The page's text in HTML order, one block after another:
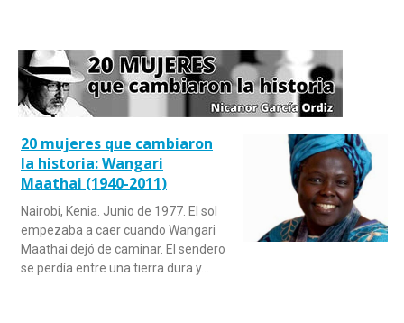
20 mujeres que cambiaron
la historia: Wangari
Maathai (1940-2011)
Nairobi, Kenia. Junio de 1977. El sol
empezaba a caer cuando Wangari
Maathai dejó de caminar. El sendero
se perdía entre una tierra dura y…